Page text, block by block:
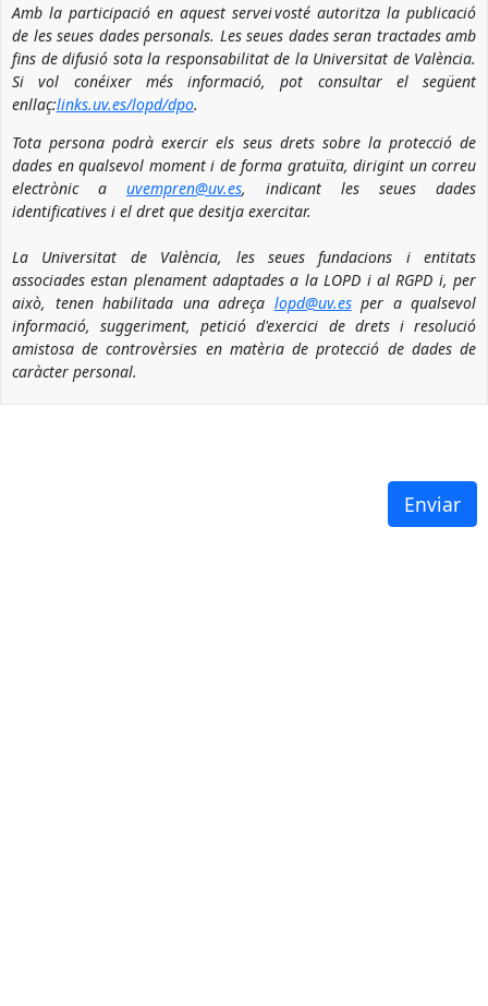
Amb la participació en aquest servei vosté autoritza la publicació
de les seues dades personals. Les seues dades seran tractades amb
fins de difusió sota la responsabilitat de la Universitat de València.
Si vol conéixer més informació, pot consultar el següent
enllaç:links.uv.es/lopd/dpo.
Tota persona podrà exercir els seus drets sobre la protecció de
dades en qualsevol moment i de forma gratuïta, dirigint un correu
electrònic a uvempren@uv.es, indicant les seues dades
identificatives i el dret que desitja exercitar.
La Universitat de València, les seues fundacions i entitats
associades estan plenament adaptades a la LOPD i al RGPD i, per
això, tenen habilitada una adreça lopd@uv.esper a qualsevol
informació, suggeriment, petició d'exercici de drets i resolució
amistosa de controvèrsies en matèria de protecció de dades de
caràcter personal.
Enviar